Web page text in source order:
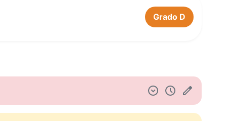
Grado D